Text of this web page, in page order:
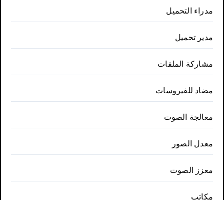
مدراء التحميل
مدير تحميل
مشاركة الملفات
مضاد للفيروسات
معالجة الصوت
معدل الصور
معزز الصوت
مكاتب